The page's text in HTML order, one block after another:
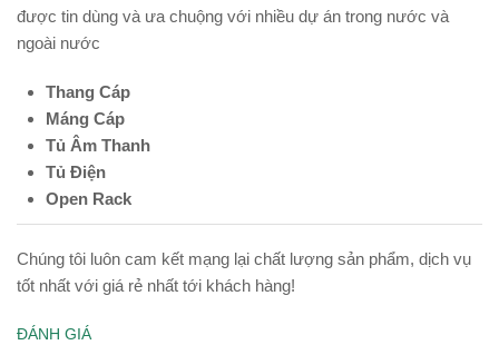
được tin dùng và ưa chuộng với nhiều dự án trong nước và
ngoài nước
Thang Cáp
Máng Cáp
Tủ Âm Thanh
Tủ Điện
Open Rack
Chúng tôi luôn cam kết mạng lại chất lượng sản phẩm, dịch vụ
tốt nhất với giá rẻ nhất tới khách hàng!
ĐÁNH GIÁ